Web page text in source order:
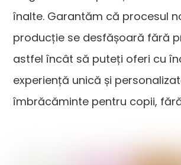
înalte. Garantăm că procesul
producție se desfășoară fără
astfel încât să puteți oferi cu
experiență unică și
îmbrăcăminte pentru copii,